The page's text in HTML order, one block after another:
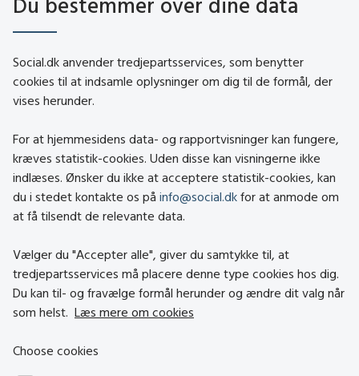
Kontakt
About social.dk
Tilgængelighedserklæring
Om brugen af cookies
Besøg også
Socialministeriet
Social.dk anvender tredjepartsservices, som benytter
cookies til at indsamle oplysninger om dig til de formål, der
vises herunder.
For at hjemmesidens data- og rapportvisninger kan fungere,
kræves statistik-cookies. Uden disse kan visningerne ikke
indlæses. Ønsker du ikke at acceptere statistik-cookies, kan
du i stedet kontakte os på info@social.dk for at anmode om
at få tilsendt de relevante data.
Vælger du "Accepter alle", giver du samtykke til, at
tredjepartsservices må placere denne type cookies hos dig.
Du kan til- og fravælge formål herunder og ændre dit valg når
som helst. Læs mere om cookies
Choose cookies